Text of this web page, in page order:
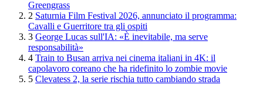
Greengrass
2 Saturnia Film Festival 2026, annunciato il programma:
Cavalli e Guerritore tra gli ospiti
3 George Lucas sull'IA: «È inevitabile, ma serve
responsabilità»
4 Train to Busan arriva nei cinema italiani in 4K: il
capolavoro coreano che ha ridefinito lo zombie movie
5 Clevatess 2, la serie rischia tutto cambiando strada